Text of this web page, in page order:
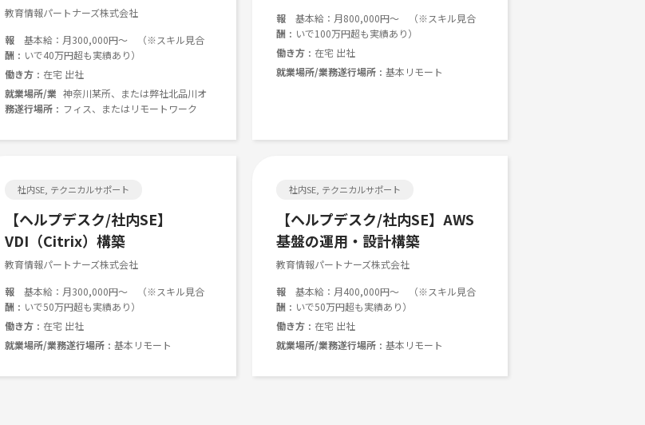
教育情報パートナーズ株式会社
報
酬
基本給：月300,000円～ （※スキル見合
いで40万円超も実績あり）
働き方
在宅 出社
就業場所/業
務遂行場所
神奈川某所、または弊社北品川オ
フィス、またはリモートワーク
報
酬
基本給：月800,000円～ （※スキル見合
いで100万円超も実績あり）
働き方
在宅 出社
就業場所/業務遂行場所
基本リモート
社内SE, テクニカルサポート
【ヘルプデスク/社内SE】
VDI（Citrix）構築
教育情報パートナーズ株式会社
報
酬
基本給：月300,000円～ （※スキル見合
いで50万円超も実績あり）
働き方
在宅 出社
就業場所/業務遂行場所
基本リモート
社内SE, テクニカルサポート
【ヘルプデスク/社内SE】AWS
基盤の運用・設計構築
教育情報パートナーズ株式会社
報
酬
基本給：月400,000円～ （※スキル見合
いで50万円超も実績あり）
働き方
在宅 出社
就業場所/業務遂行場所
基本リモート